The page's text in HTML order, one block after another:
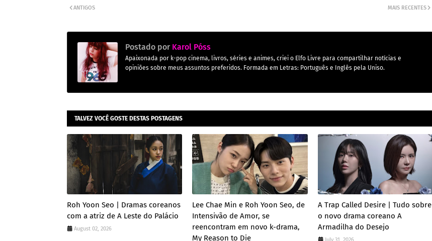
MAIS RECENTES
ANTIGOS
Postado por Karol Póss
Apaixonada por k-pop cinema, livros, séries e animes, criei o Elfo Livre para compartilhar notícias e
opiniões sobre meus assuntos preferidos. Formada em Letras: Português e Inglês pela Uniso.
TALVEZ VOCÊ GOSTE DESTAS POSTAGENS
Roh Yoon Seo | Dramas coreanos
com a atriz de A Leste do Palácio
August 02, 2026
Lee Chae Min e Roh Yoon Seo, de
Intensivão de Amor, se
reencontram em novo k-drama,
My Reason to Die
A Trap Called Desire | Tudo sobre
o novo drama coreano A
Armadilha do Desejo